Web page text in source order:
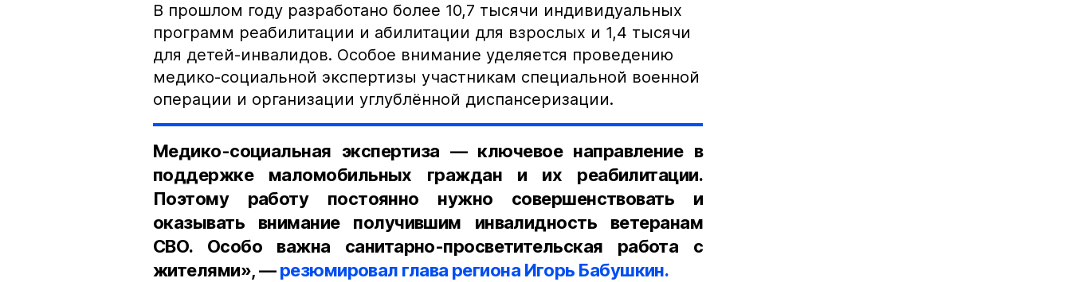
В прошлом году разработано более 10,7 тысячи индивидуальных
программ реабилитации и абилитации для взрослых и 1,4 тысячи
для детей-инвалидов. Особое внимание уделяется проведению
медико-социальной экспертизы участникам специальной военной
операции и организации углублённой диспансеризации.
Медико-социальная экспертиза — ключевое направление в
поддержке маломобильных граждан и их реабилитации.
Поэтому работу постоянно нужно совершенствовать и
оказывать внимание получившим инвалидность ветеранам
СВО. Особо важна санитарно-просветительская работа с
жителями», —резюмировал глава региона Игорь Бабушкин.